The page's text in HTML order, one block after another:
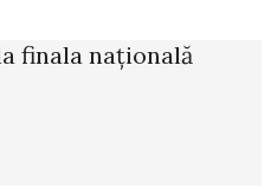
finala națională